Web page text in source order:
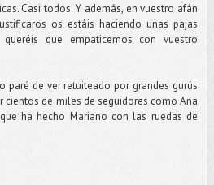
Casi todos. Y además, en vuestro afán
os estáis haciendo unas pajas
que empaticemos con vuestro
de ver retuiteado por grandes gurús
de miles de seguidores como Ana
ha hecho Mariano con las ruedas de